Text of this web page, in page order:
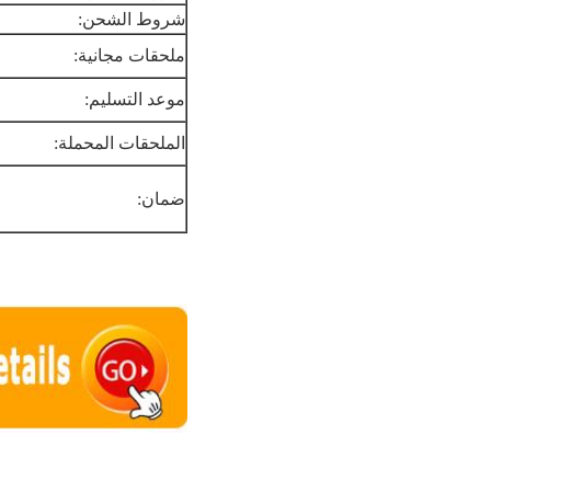
شروط الشحن:
ملحقات مجانية:
موعد التسليم:
الملحقات المحملة:
ضمان: